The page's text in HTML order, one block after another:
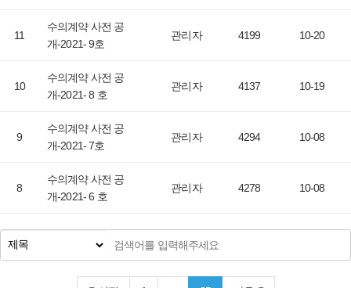
11
수의계약 사전 공
개-2021- 9호
관리자 4199 10-20
10
수의계약 사전 공
개-2021- 8 호
관리자 4137 10-19
9
수의계약 사전 공
개-2021- 7호
관리자 4294 10-08
8
수의계약 사전 공
개-2021- 6 호
관리자 4278 10-08